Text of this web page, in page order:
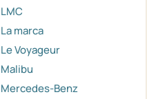
LMC
La marca
Le Voyageur
Malibu
Mercedes-Benz